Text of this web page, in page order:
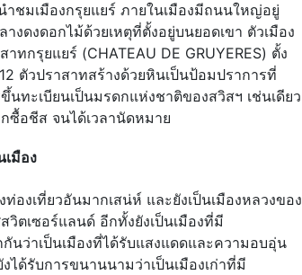
ชมเมืองกรุยแยร์ ภายในเมืองมีถนนใหญ่อยู่
งดงดอกไม้ด้วยเหตุที่ตั้งอยู่บนยอดเขา ตัวเมือง
กรุยแยร์ (CHATEAU DE GRUYERES) ตั้ง
ตัวปราสาทสร้างด้วยหินเป็นป้อมปราการที่
ทะเบียนเป็นมรดกแห่งชาติของสวิสฯ เช่นเดียว
ซื้อชีส จนได้เวลานัดหมาย
มือง
องเที่ยวอันมากเสน่ห์ และยังเป็นเมืองหลวงของ
วิตเซอร์แลนด์ อีกทั้งยังเป็นเมืองที่มี
นว่าเป็นเมืองที่ได้รับแสงแดดและความอบอุ่น
ด้รับการขนานนามว่าเป็นเมืองเก่าที่มี